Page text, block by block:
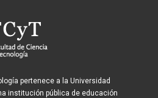
pertenece a la Universidad
institución pública de educación